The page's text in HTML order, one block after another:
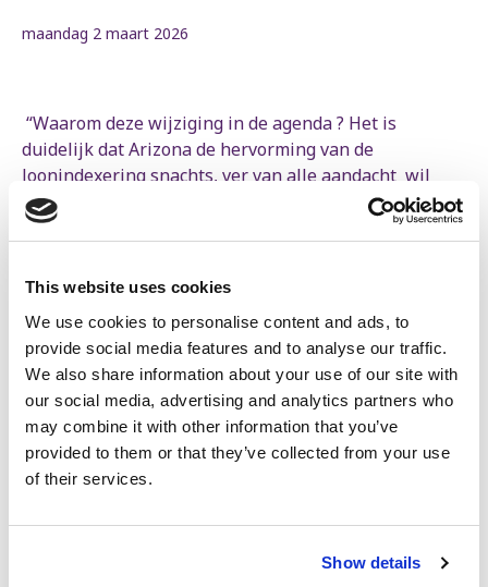
This website uses cookies
We use cookies to personalise content and ads, to
provide social media features and to analyse our traffic.
We also share information about your use of our site with
our social media, advertising and analytics partners who
may combine it with other information that you’ve
provided to them or that they’ve collected from your use
of their services.
Show details
maandag 2 maart 2026
“Waarom deze wijziging in de agenda ? Het is
duidelijk dat Arizona de hervorming van de
loonindexering snachts, ver van alle aandacht wil
bespreken. Dat is onaanvaardbaar”, zegt Sofie
Merckx, fractievoorzitter van de PVDA.
loonindexering boven bepaalde bedragen invoeren.
Dat is een van de meest omstreden maatregelen van
deze begroting, en dat weet de regering maar al te
goed. De regering had beloofd werken te belonen,
maar hiermee zorgt ze voor koopkrachtverlies van de
werknemers aan! Wat een leugen”, legt Merckx uit.
“Het is een zeer complexe wetgeving, we hebben
overdag plaatsvinden, zodat alle geïnteresseerde